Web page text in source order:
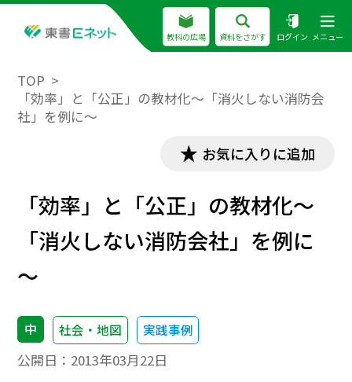
教科の広場 資料をさがす ログイン メニュー
TOP
「効率」と「公正」の教材化～「消火しない消防会
社」を例に～
お気に入りに追加
「効率」と「公正」の教材化～
「消火しない消防会社」を例に
～
中 社会・地図 実践事例
公開日： 2013年03月22日